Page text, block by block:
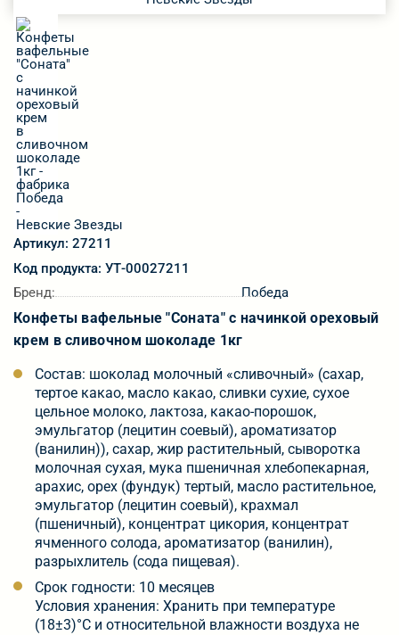
Артикул: 27211
Код продукта: УТ-00027211
Бренд:
Победа
Конфеты вафельные "Соната" с начинкой ореховый
крем в сливочном шоколаде 1кг
Состав: шоколад молочный «сливочный» (сахар,
тертое какао, масло какао, сливки сухие, сухое
цельное молоко, лактоза, какао-порошок,
эмульгатор (лецитин соевый), ароматизатор
(ванилин)), сахар, жир растительный, сыворотка
молочная сухая, мука пшеничная хлебопекарная,
арахис, орех (фундук) тертый, масло растительное,
эмульгатор (лецитин соевый), крахмал
(пшеничный), концентрат цикория, концентрат
ячменного солода, ароматизатор (ванилин),
разрыхлитель (сода пищевая).
Срок годности: 10 месяцев
Условия хранения: Хранить при температуре
(18±3)°C и относительной влажности воздуха не